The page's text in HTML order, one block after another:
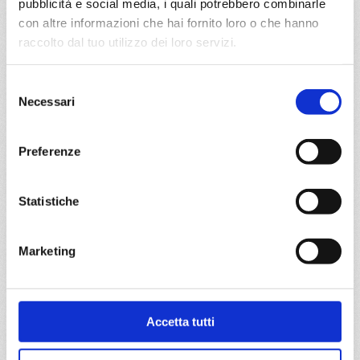
pubblicità e social media, i quali potrebbero combinarle
con altre informazioni che hai fornito loro o che hanno
raccolto dal tuo utilizzo dei loro servizi.
delNecessari
Preferenze
Statistiche
Marketing
Accetta tutti
daBrugesconMSC Preziosa
Bruges, Cherbourg, Paris (le havre), Southampton,
daParis (le havre)conMSC